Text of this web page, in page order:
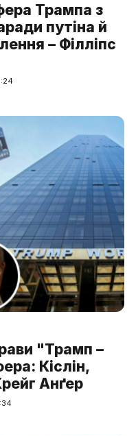
Трампа з
путіна й
– Філліпс
"Трамп –
Кіслін,
Анґер